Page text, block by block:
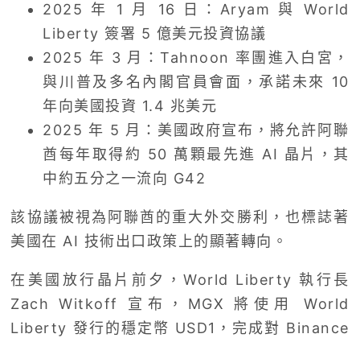
2025 年 1 月 16 日：Aryam 與 World
Liberty 簽署 5 億美元投資協議
2025 年 3 月：Tahnoon 率團進入白宮，
與川普及多名內閣官員會面，承諾未來 10
年向美國投資 1.4 兆美元
2025 年 5 月：美國政府宣布，將允許阿聯
酋每年取得約 50 萬顆最先進 AI 晶片，其
中約五分之一流向 G42
該協議被視為阿聯酋的重大外交勝利，也標誌著
美國在 AI 技術出口政策上的顯著轉向。
在美國放行晶片前夕，World Liberty 執行長
Zach Witkoff 宣布，MGX 將使用 World
Liberty 發行的穩定幣 USD1，完成對 Binance